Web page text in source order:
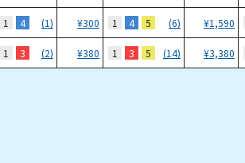
1 4 (1) ¥300 1 4 5 (6) ¥1,590
1 3 (2) ¥380 1 3 5 (14) ¥3,380